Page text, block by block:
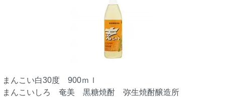
まんこい白30度 900ｍｌ
まんこいしろ 奄美 黒糖焼酎 弥生焼酎醸造所